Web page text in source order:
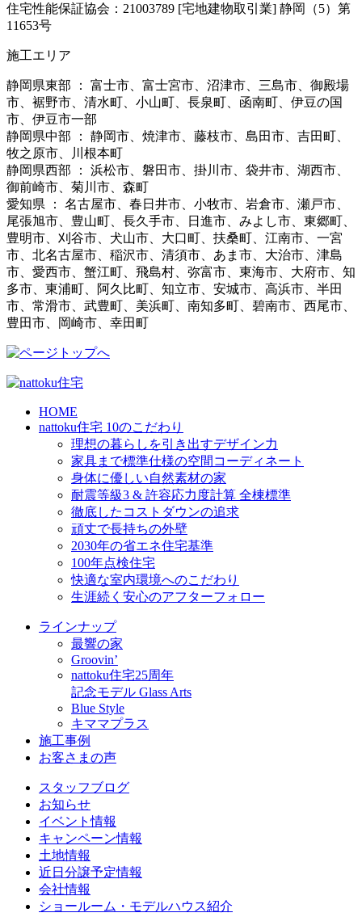
住宅性能保証協会：21003789 [宅地建物取引業] 静岡（5）第
11653号
施工エリア
静岡県東部 ： 富士市、富士宮市、沼津市、三島市、御殿場
市、裾野市、清水町、小山町、長泉町、函南町、伊豆の国
市、伊豆市一部
静岡県中部 ： 静岡市、焼津市、藤枝市、島田市、吉田町、
牧之原市、川根本町
静岡県西部 ： 浜松市、磐田市、掛川市、袋井市、湖西市、
御前崎市、菊川市、森町
愛知県 ： 名古屋市、春日井市、小牧市、岩倉市、瀬戸市、
尾張旭市、豊山町、長久手市、日進市、みよし市、東郷町、
豊明市、刈谷市、犬山市、大口町、扶桑町、江南市、一宮
市、北名古屋市、稲沢市、清須市、あま市、大治市、津島
市、愛西市、蟹江町、飛島村、弥富市、東海市、大府市、知
多市、東浦町、阿久比町、知立市、安城市、高浜市、半田
市、常滑市、武豊町、美浜町、南知多町、碧南市、西尾市、
豊田市、岡崎市、幸田町
HOME
nattoku住宅 10のこだわり
理想の暮らしを引き出すデザイン力
家具まで標準仕様の空間コーディネート
身体に優しい自然素材の家
耐震等級3 & 許容応力度計算 全棟標準
徹底したコストダウンの追求
頑丈で長持ちの外壁
2030年の省エネ住宅基準
100年点検住宅
快適な室内環境へのこだわり
生涯続く安心のアフターフォロー
ラインナップ
最響の家
Groovin’
nattoku住宅25周年
記念モデル Glass Arts
Blue Style
キママプラス
施工事例
お客さまの声
スタッフブログ
お知らせ
イベント情報
キャンペーン情報
土地情報
近日分譲予定情報
会社情報
ショールーム・モデルハウス紹介